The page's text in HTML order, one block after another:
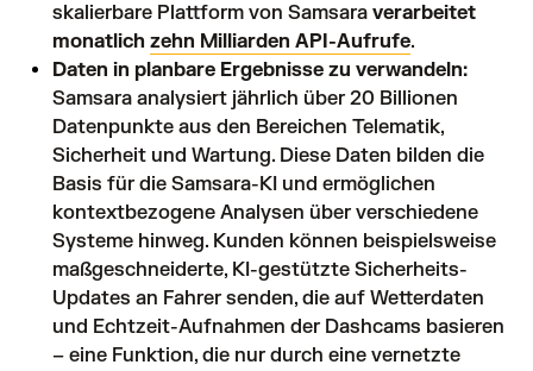
skalierbare Plattform von Samsara verarbeitet
monatlich zehn Milliarden API-Aufrufe.
Daten in planbare Ergebnisse zu verwandeln:
Samsara analysiert jährlich über 20 Billionen
Datenpunkte aus den Bereichen Telematik,
Sicherheit und Wartung. Diese Daten bilden die
Basis für die Samsara-KI und ermöglichen
kontextbezogene Analysen über verschiedene
Systeme hinweg. Kunden können beispielsweise
maßgeschneiderte, KI-gestützte Sicherheits-
Updates an Fahrer senden, die auf Wetterdaten
und Echtzeit-Aufnahmen der Dashcams basieren
– eine Funktion, die nur durch eine vernetzte